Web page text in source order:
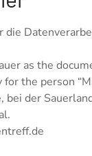
die
as the
the person
bei der